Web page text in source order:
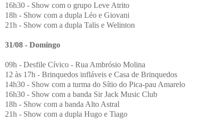
16h30 - Show com o grupo Leve Atrito
18h - Show com a dupla Léo e Giovani
21h - Show com a dupla Talis e Welinton
31/08 - Domingo
09h - Desfile Cívico - Rua Ambrósio Molina
12 às 17h - Brinquedos infláveis e Casa de Brinquedos
14h30 - Show com a turma do Sítio do Pica-pau Amarelo
16h30 - Show com a banda Sir Jack Music Club
18h - Show com a banda Alto Astral
21h - Show com a dupla Hugo e Tiago